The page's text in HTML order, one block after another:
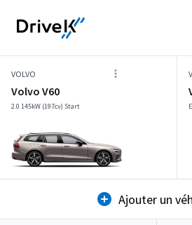
VOLVO
Volvo V60
2.0 145kW (197cv) Start
Ajouter un